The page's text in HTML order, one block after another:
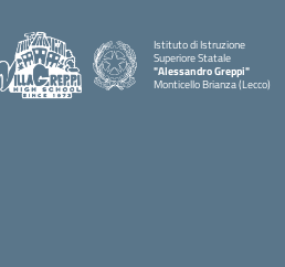
Istituto di Istruzione
Superiore Statale
"Alessandro Greppi"
Monticello Brianza (Lecco)